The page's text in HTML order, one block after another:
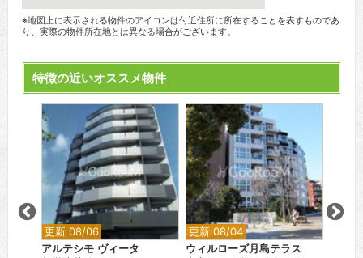
※地図上に表示される物件のアイコンは付近住所に所在することを表すものであ
り、実際の物件所在地とは異なる場合がございます。
特徴の近いオススメ物件
更新 08/06
アルテシモ ヴィータ
更新 08/04
ウィルローズ月島テラス ブリ